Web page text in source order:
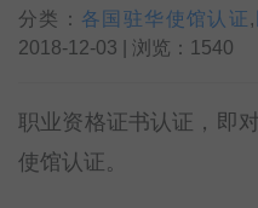
分类： 各国驻华使馆认证,
2018-12-03 | 浏览：1540
职业资格证书认证，即
使馆认证。